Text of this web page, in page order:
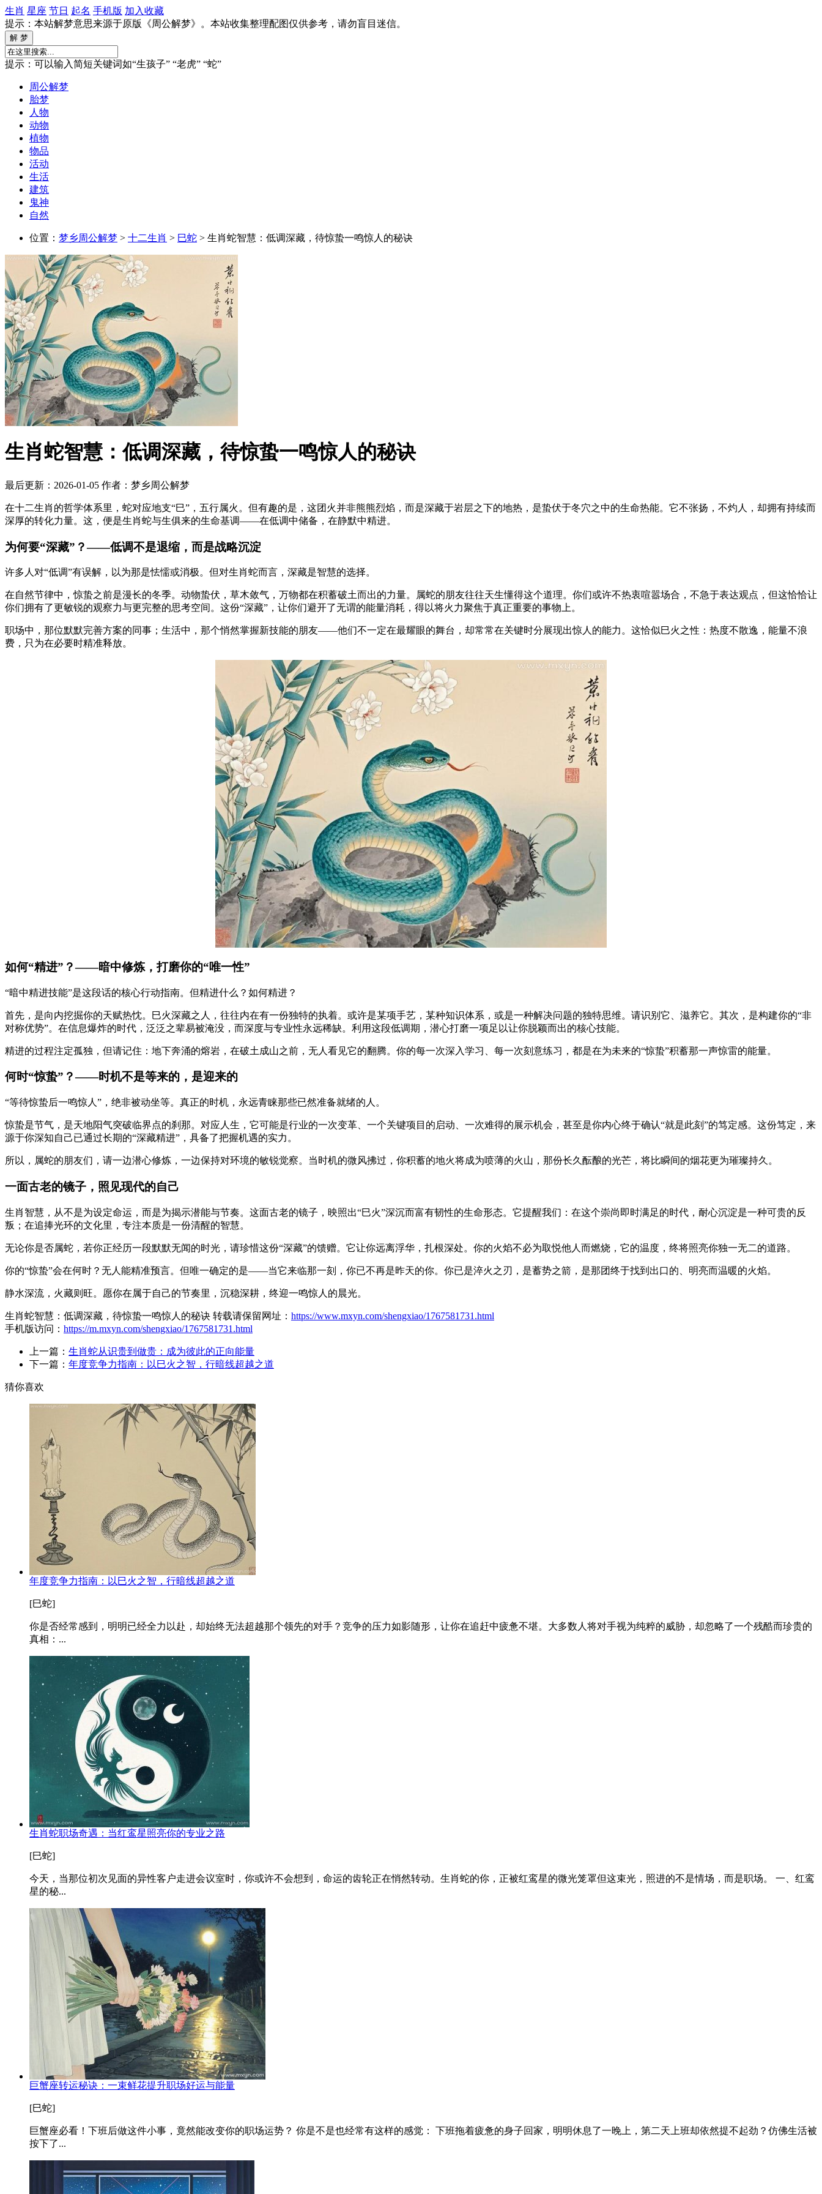
生肖 星座 节日 起名 手机版 加入收藏
提示：本站解梦意思来源于原版《周公解梦》。本站收集整理配图仅供参考，请勿盲目迷信。
提示：可以输入简短关键词如“生孩子” “老虎” “蛇”
周公解梦
胎梦
人物
动物
植物
物品
活动
生活
建筑
鬼神
自然
位置： 梦乡周公解梦 > 十二生肖 > 巳蛇 > 生肖蛇智慧：低调深藏，待惊蛰一鸣惊人的秘诀
生肖蛇智慧：低调深藏，待惊蛰一鸣惊人的秘诀
最后更新：2026-01-05 作者：梦乡周公解梦
在十二生肖的哲学体系里，蛇对应地支“巳”，五行属火。但有趣的是，这团火并非熊熊烈焰，而是深藏于岩层之下的地热，是蛰伏于冬穴之中的生命热能。它不张扬，不灼人，却拥有持续而
深厚的转化力量。这，便是生肖蛇与生俱来的生命基调——在低调中储备，在静默中精进。
为何要“深藏”？——低调不是退缩，而是战略沉淀
许多人对“低调”有误解，以为那是怯懦或消极。但对生肖蛇而言，深藏是智慧的选择。
在自然节律中，惊蛰之前是漫长的冬季。动物蛰伏，草木敛气，万物都在积蓄破土而出的力量。属蛇的朋友往往天生懂得这个道理。你们或许不热衷喧嚣场合，不急于表达观点，但这恰恰让
你们拥有了更敏锐的观察力与更完整的思考空间。这份“深藏”，让你们避开了无谓的能量消耗，得以将火力聚焦于真正重要的事物上。
职场中，那位默默完善方案的同事；生活中，那个悄然掌握新技能的朋友——他们不一定在最耀眼的舞台，却常常在关键时分展现出惊人的能力。这恰似巳火之性：热度不散逸，能量不浪
费，只为在必要时精准释放。
如何“精进”？——暗中修炼，打磨你的“唯一性”
“暗中精进技能”是这段话的核心行动指南。但精进什么？如何精进？
首先，是向内挖掘你的天赋热忱。巳火深藏之人，往往内在有一份独特的执着。或许是某项手艺，某种知识体系，或是一种解决问题的独特思维。请识别它、滋养它。其次，是构建你的“非
对称优势”。在信息爆炸的时代，泛泛之辈易被淹没，而深度与专业性永远稀缺。利用这段低调期，潜心打磨一项足以让你脱颖而出的核心技能。
精进的过程注定孤独，但请记住：地下奔涌的熔岩，在破土成山之前，无人看见它的翻腾。你的每一次深入学习、每一次刻意练习，都是在为未来的“惊蛰”积蓄那一声惊雷的能量。
何时“惊蛰”？——时机不是等来的，是迎来的
“等待惊蛰后一鸣惊人”，绝非被动坐等。真正的时机，永远青睐那些已然准备就绪的人。
惊蛰是节气，是天地阳气突破临界点的刹那。对应人生，它可能是行业的一次变革、一个关键项目的启动、一次难得的展示机会，甚至是你内心终于确认“就是此刻”的笃定感。这份笃定，来
源于你深知自己已通过长期的“深藏精进”，具备了把握机遇的实力。
所以，属蛇的朋友们，请一边潜心修炼，一边保持对环境的敏锐觉察。当时机的微风拂过，你积蓄的地火将成为喷薄的火山，那份长久酝酿的光芒，将比瞬间的烟花更为璀璨持久。
一面古老的镜子，照见现代的自己
生肖智慧，从不是为设定命运，而是为揭示潜能与节奏。这面古老的镜子，映照出“巳火”深沉而富有韧性的生命形态。它提醒我们：在这个崇尚即时满足的时代，耐心沉淀是一种可贵的反
叛；在追捧光环的文化里，专注本质是一份清醒的智慧。
无论你是否属蛇，若你正经历一段默默无闻的时光，请珍惜这份“深藏”的馈赠。它让你远离浮华，扎根深处。你的火焰不必为取悦他人而燃烧，它的温度，终将照亮你独一无二的道路。
你的“惊蛰”会在何时？无人能精准预言。但唯一确定的是——当它来临那一刻，你已不再是昨天的你。你已是淬火之刃，是蓄势之箭，是那团终于找到出口的、明亮而温暖的火焰。
静水深流，火藏则旺。愿你在属于自己的节奏里，沉稳深耕，终迎一鸣惊人的晨光。
生肖蛇智慧：低调深藏，待惊蛰一鸣惊人的秘诀 转载请保留网址： https://www.mxyn.com/shengxiao/1767581731.html
手机版访问： https://m.mxyn.com/shengxiao/1767581731.html
上一篇： 生肖蛇从识贵到做贵：成为彼此的正向能量
下一篇： 年度竞争力指南：以巳火之智，行暗线超越之道
猜你喜欢
年度竞争力指南：以巳火之智，行暗线超越之道
[巳蛇]
你是否经常感到，明明已经全力以赴，却始终无法超越那个领先的对手？竞争的压力如影随形，让你在追赶中疲惫不堪。大多数人将对手视为纯粹的威胁，却忽略了一个残酷而珍贵的
真相：...
生肖蛇职场奇遇：当红鸾星照亮你的专业之路
[巳蛇]
今天，当那位初次见面的异性客户走进会议室时，你或许不会想到，命运的齿轮正在悄然转动。生肖蛇的你，正被红鸾星的微光笼罩但这束光，照进的不是情场，而是职场。 一、红鸾
星的秘...
巨蟹座转运秘诀：一束鲜花提升职场好运与能量
[巳蛇]
巨蟹座必看！下班后做这件小事，竟然能改变你的职场运势？ 你是不是也经常有这样的感觉： 下班拖着疲惫的身子回家，明明休息了一晚上，第二天上班却依然提不起劲？仿佛生活被
按下了...